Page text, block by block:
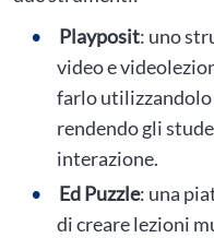
Playposit: uno
video e
farlo utilizzandolo
rendendo gli
interazione.
Ed Puzzle: una
di creare lezioni